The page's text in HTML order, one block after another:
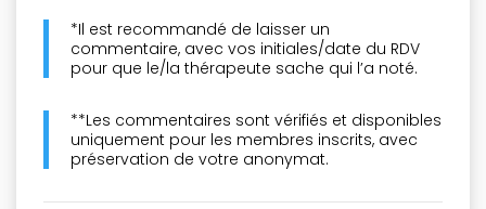
une personne
magnifique ! Elle m’a
tout appris sur le
pratiquer sur moi, sur
les autres, à distance
ou en présentiel. Je
*Il est recommandé de laisser un
commentaire, avec vos initiales/date du RDV
pour que le/la thérapeute sache qui l’a noté.
**Les commentaires sont vérifiés et disponibles
uniquement pour les membres inscrits, avec
préservation de votre anonymat.